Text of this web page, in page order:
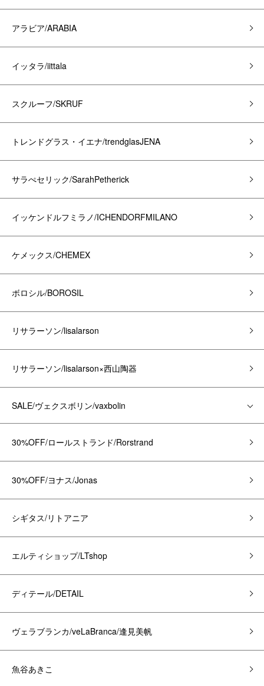
アラビア/ARABIA
イッタラ/iittala
スクルーフ/SKRUF
トレンドグラス・イエナ/trendglasJENA
サラぺセリック/SarahPetherick
イッケンドルフミラノ/ICHENDORFMILANO
ケメックス/CHEMEX
ボロシル/BOROSIL
リサラーソン/lisalarson
リサラーソン/lisalarson×西山陶器
SALE/ヴェクスボリン/vaxbolin
30%OFF/ロールストランド/Rorstrand
30%OFF/ヨナス/Jonas
シギタス/リトアニア
エルティショップ/LTshop
ディテール/DETAIL
ヴェラブランカ/veLaBranca/逢見美帆
魚谷あきこ